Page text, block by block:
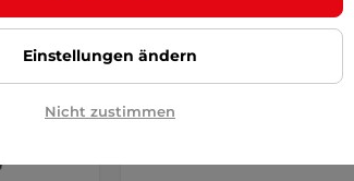
Kaufen
Einstellungen ändern
Nicht zustimmen